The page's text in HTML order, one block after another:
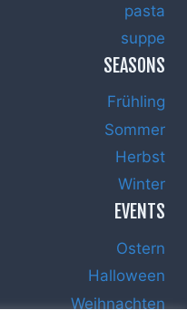
pasta
suppe
SEASONS
Frühling
Sommer
Herbst
Winter
EVENTS
Ostern
Halloween
Weihnachten